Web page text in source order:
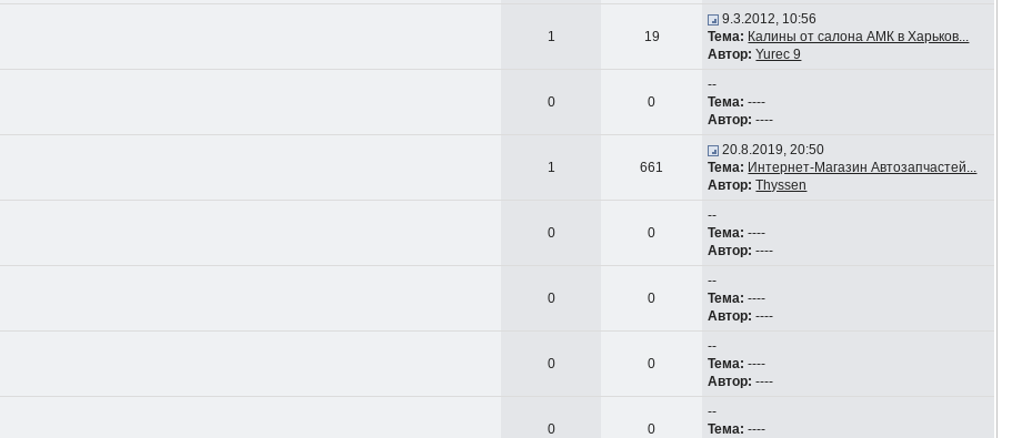
1 19
9.3.2012, 10:56
Тема: Калины от салона АМК в Харьков...
Автор: Yurec 9
0 0
--
Тема: ----
Автор: ----
1 661
20.8.2019, 20:50
Тема: Интернет-Магазин Автозапчастей...
Автор: Thyssen
0 0
--
Тема: ----
Автор: ----
0 0
--
Тема: ----
Автор: ----
0 0
--
Тема: ----
Автор: ----
0 0
--
Тема: ----